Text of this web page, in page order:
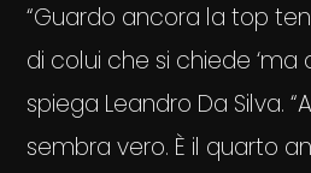
“Guardo ancora la top
di colui che si chiede ‘ma
spiega Leandro Da Silva.
sembra vero. È il quarto